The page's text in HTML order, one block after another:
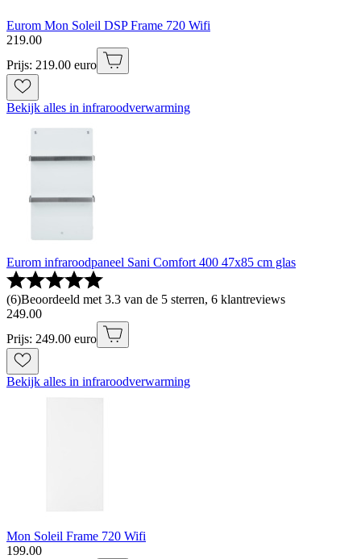
Eurom Mon Soleil DSP Frame 720 Wifi
219.00
Prijs: 219.00 euro
Bekijk alles in infraroodverwarming
Eurom infraroodpaneel Sani Comfort 400 47x85 cm glas
(6)Beoordeeld met 3.3 van de 5 sterren, 6 klantreviews
249.00
Prijs: 249.00 euro
Bekijk alles in infraroodverwarming
Mon Soleil Frame 720 Wifi
199.00